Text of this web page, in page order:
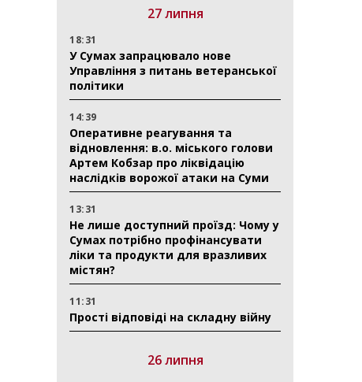
27 липня
18:31
У Сумах запрацювало нове
Управління з питань ветеранської
політики
14:39
Оперативне реагування та
відновлення: в.о. міського голови
Артем Кобзар про ліквідацію
наслідків ворожої атаки на Суми
13:31
Не лише доступний проїзд: Чому у
Сумах потрібно профінансувати
ліки та продукти для вразливих
містян?
11:31
Прості відповіді на складну війну
26 липня